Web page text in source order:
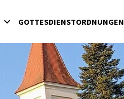
GOTTESDIENSTORDNUNGEN